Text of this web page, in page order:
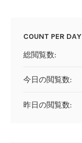
COUNT PER DAY
総閲覧数:
今日の閲覧数:
昨日の閲覧数: